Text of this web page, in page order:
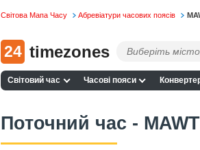
Світова Мапа Часу Абревіатури часових поясів
24 timezones
Світовий час Часові пояси
Поточний час - MAWT